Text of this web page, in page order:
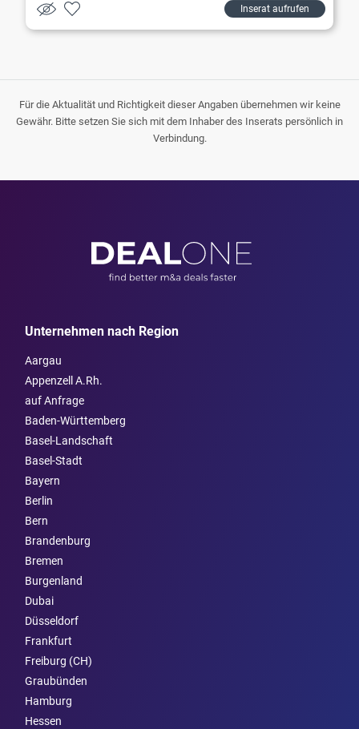
Inserat aufrufen
Für die Aktualität und Richtigkeit dieser Angaben übernehmen wir keine
Gewähr. Bitte setzen Sie sich mit dem Inhaber des Inserats persönlich in
Verbindung.
Unternehmen nach Region
Aargau
Appenzell A.Rh.
auf Anfrage
Baden-Württemberg
Basel-Landschaft
Basel-Stadt
Bayern
Berlin
Bern
Brandenburg
Bremen
Burgen­land
Dubai
Düsseldorf
Frankfurt
Freiburg (CH)
Graubünden
Hamburg
Hessen